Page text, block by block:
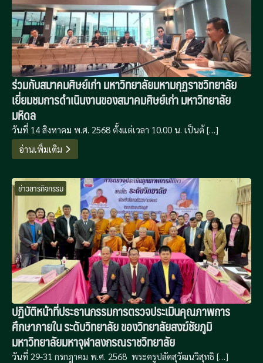
ร่วมกับสมาคมศิษย์เก่า มหาวิทยาลัยมหามกุฏราชวิทยาลัย
เยี่ยมชมการดำเนินงานของสมาคมศิษย์เก่า มหาวิทยาลัย
มหิดล
วันที่ 14 สิงหาคม พ.ศ. 2568 ตั้งแต่เวลา 10.00 น. เป็นต้ […]
อ่านเพิ่มเติม
ข่าวสารกิจกรรม
ปฏิบัติหน้าที่ประธานกรรมการตรวจประเมินคุณภาพการ
ศึกษาภายใน ระดับวิทยาลัย ของวิทยาลัยสงฆ์ชัยภูมิ
มหาวิทยาลัยมหาจุฬาลงกรณราชวิทยาลัย
วันที่ 29-31 กรกฎาคม พ.ศ. 2568 พระครูปลัดสุวัฒนวิสุทธิ […]